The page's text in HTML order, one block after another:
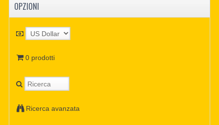
OPZIONI
0 prodotti
Ricerca avanzata